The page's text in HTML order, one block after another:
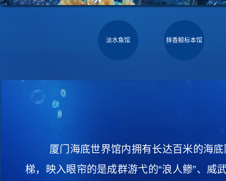
淡水鱼馆 抹香鲸标本馆
厦门海底世界馆内拥有长达百米的海
梯，映入眼帘的是成群游弋的“浪人鲹”、威